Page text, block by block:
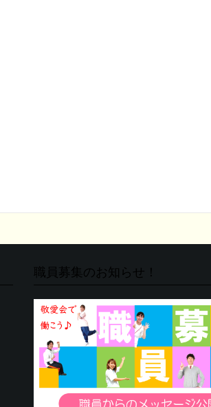
職員募集のお知らせ！